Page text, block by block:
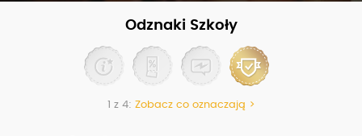
Odznaki Szkoły
1 z 4: Zobacz co oznaczają >